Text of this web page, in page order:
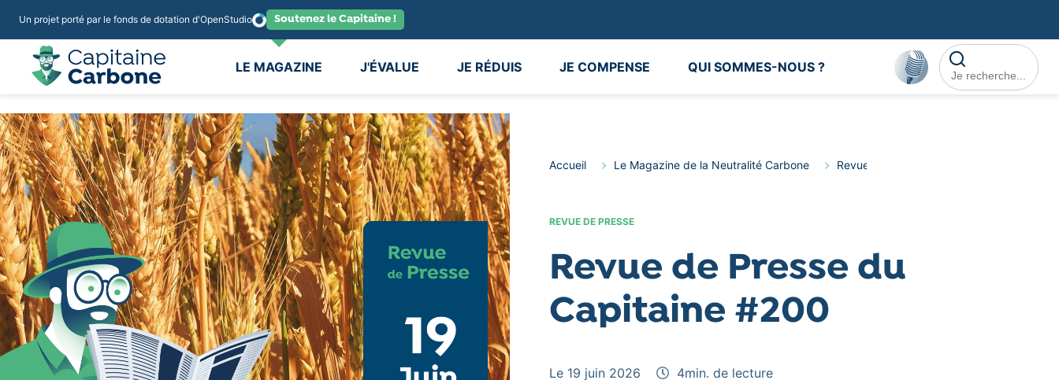
Un projet porté par le fonds de dotation d'OpenStudio Soutenez le Capitaine !
LE MAGAZINE J'ÉVALUE JE RÉDUIS JE COMPENSE QUI SOMMES-NOUS ?
Rechercher dans
Accueil Le Magazine de la Neutralité Carbone Revue de Presse
REVUE DE PRESSE
Revue de Presse du
Capitaine #200
Le 19 juin 2026 4min. de lecture